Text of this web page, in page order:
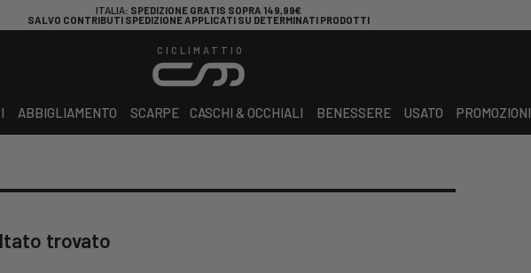
ITALIA: SPEDIZIONE GRATIS SOPRA 149,99€
SALVO CONTRIBUTI SPEDIZIONE APPLICATI SU DETERMINATI PRODOTTI
CICLIMATTIO
ABBIGLIAMENTO SCARPE CASCHI & OCCHIALI BENESSERE USATO PROMOZIONI
trovato